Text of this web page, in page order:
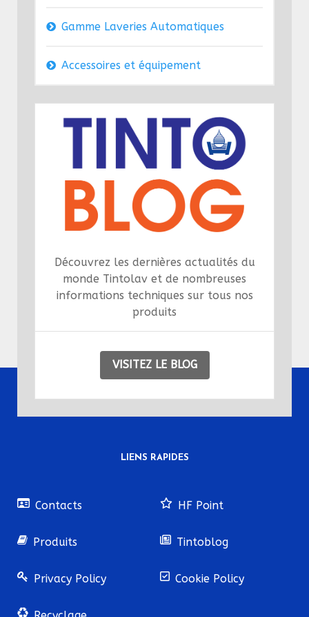
Gamme Laveries Automatiques
Accessoires et équipement
Découvrez les dernières actualités du
monde Tintolav et de nombreuses
informations techniques sur tous nos
produits
VISITEZ LE BLOG
LIENS RAPIDES
Contacts HF Point
Produits Tintoblog
Privacy Policy Cookie Policy